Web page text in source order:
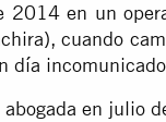
en un
cuando
día
en julio